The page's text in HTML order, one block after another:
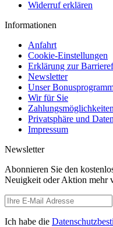
Widerruf erklären
Informationen
Anfahrt
Cookie-Einstellungen
Erklärung zur
Newsletter
Unser
Wir für Sie
Zahlungsmöglichkeiten
Privatsphäre und
Impressum
Newsletter
Abonnieren Sie den
Neuigkeit oder Aktion mehr
Ich habe die